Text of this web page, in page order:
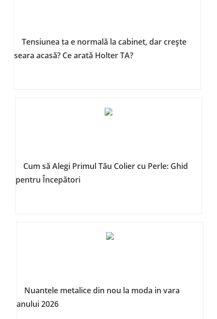
Tensiunea ta e normală la cabinet, dar crește
seara acasă? Ce arată Holter TA?
Cum să Alegi Primul Tău Colier cu Perle: Ghid
pentru Începători
Nuantele metalice din nou la moda in vara
anului 2026